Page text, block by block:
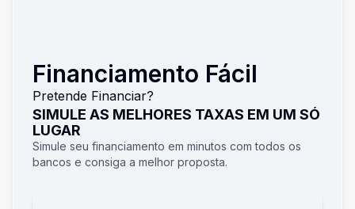
Financiamento Fácil
Pretende Financiar?
SIMULE AS MELHORES TAXAS EM UM SÓ
LUGAR
Simule seu financiamento em minutos com todos os
bancos e consiga a melhor proposta.